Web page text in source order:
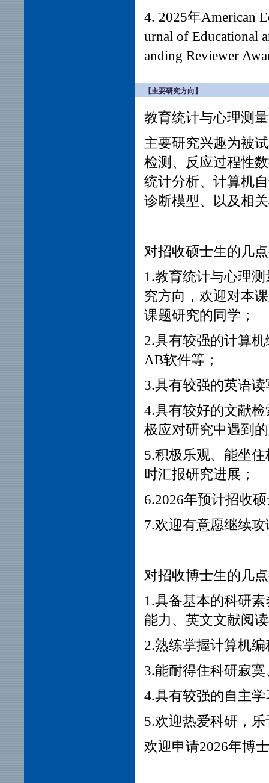
4. 2025年American
urnal of Educational
anding Reviewer
【主要研究方向】
教育统计与心理测
主要研究兴趣为被
检测、反应过程性
统计分析、计算机
诊断模型、以及相
对招收硕士生的几
1.教育统计与心理
究方向，欢迎对本
课题研究的同学；
2.具有较强的计算
AB软件等；
3.具有较强的英语
4.具有较好的文献
极应对研究中遇到
5.积极乐观、能坐
时汇报研究进展；
6.2026年预计招收
7.欢迎有意愿继续
对招收博士生的几
1.具备基本的科研
能力、英文文献阅
2.熟练掌握计算机
3.能耐得住科研寂
4.具有较强的自主
5.欢迎热爱科研，
欢迎申请2026年博